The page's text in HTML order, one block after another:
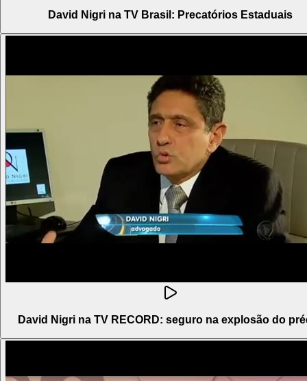
David Nigri na TV Brasil: Precatórios Estaduais
David Nigri na TV RECORD: seguro na explosão do